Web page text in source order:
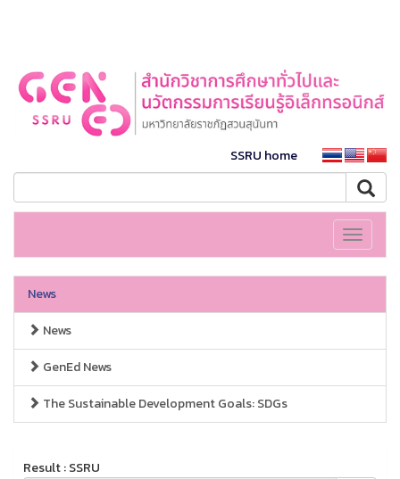
SSRU home
Toggle
News
News
GenEd News
The Sustainable Development Goals: SDGs
Result : SSRU